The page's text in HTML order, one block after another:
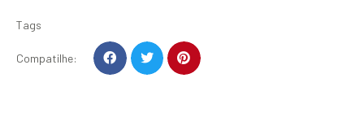
Tags
Compatilhe: